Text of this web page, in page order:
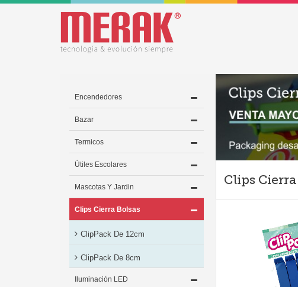
Encendedores
Bazar
Termicos
Útiles Escolares
Mascotas Y Jardin
Clips Cierra Bolsas
ClipPack De 12cm
ClipPack De 8cm
Iluminación LED
Clips Cierra